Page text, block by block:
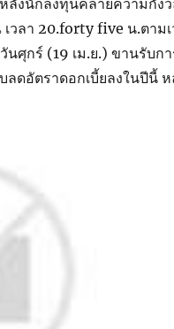
งนักลงทุนคลายความกังว
วลา 20.forty five น.ตามเ
ศุกร์ (19 เม.ย.) ขานรับก
ดอัตราดอกเบี้ยลงในปีนี้ ห